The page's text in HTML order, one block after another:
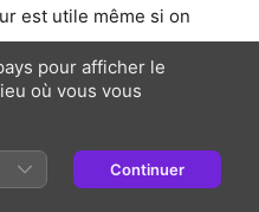
est utile même si on
la douleur dans le
pour afficher le
où vous vous
Continuer